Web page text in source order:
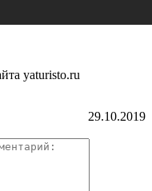
yaturisto.ru
29.10.2019